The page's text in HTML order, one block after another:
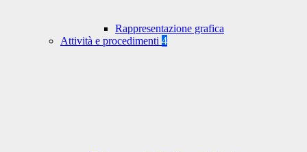
Rappresentazione grafica
Attività e procedimenti 4